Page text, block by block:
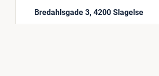
Bredahlsgade 3, 4200 Slagelse